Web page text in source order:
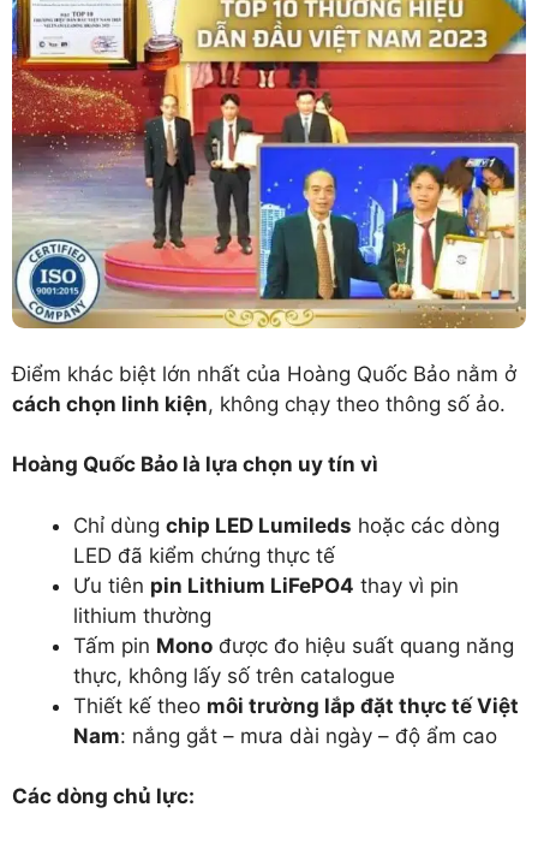
Điểm khác biệt lớn nhất của Hoàng Quốc Bảo nằm ở
cách chọn linh kiện, không chạy theo thông số ảo.
Hoàng Quốc Bảo là lựa chọn uy tín vì
Chỉ dùng chip LED Lumileds hoặc các dòng
LED đã kiểm chứng thực tế
Ưu tiên pin Lithium LiFePO4 thay vì pin
lithium thường
Tấm pin Mono được đo hiệu suất quang năng
thực, không lấy số trên catalogue
Thiết kế theo môi trường lắp đặt thực tế Việt
Nam: nắng gắt – mưa dài ngày – độ ẩm cao
Các dòng chủ lực: